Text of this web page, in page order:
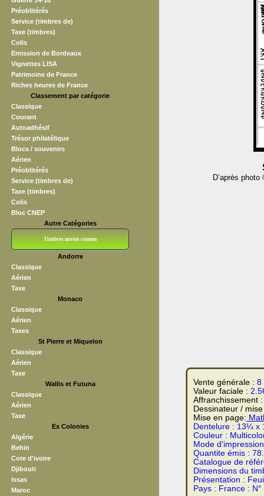
Préoblitérés
Service (timbres de)
Taxe (timbres)
Colis
Emission de Bordeaux
Vignettes LISA
Patrimoine de France
Riches heures de France
Classement par catégorie
Classique
Courant
Autoadhésif
Trésor philatélique
Blocs / souvenirs
Aérien
Préoblitérés
Service (timbres de)
Taxe (timbres)
Colis
Bloc CNEP
Autre Catégories
Timbres moins connus
Andorre
Classique
Aérien
Taxe
Monaco
Classique
Aérien
Taxes
St Pierre et Miquelon
Classique
Aérien
Taxe
Wallis et Futuna
Classique
Aérien
Taxe
Ex Colonies
Algérie
Behin
Cote d'ivoire
Djibouti
Issas
Maroc
D’après
Vente générale : 8
Valeur faciale :
Affranchissement
Dessinateur /
Mise en page:
Dentelure : 13¼ x
Couleur :
Mode
Quantite émis :
Catalogue de
Dimensions du
Présentation :
Pays : France : N°